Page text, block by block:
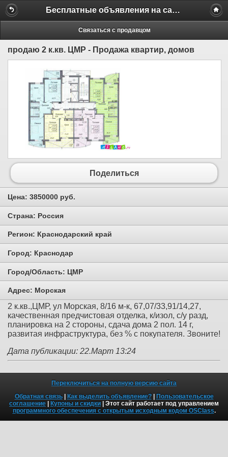
Бесплатные объявления на сайте MILAMO.ru
Связаться с продавцом
продаю 2 к.кв. ЦМР - Продажа квартир, домов
Поделиться
Цена: 3850000 руб.
Страна: Россия
Регион: Краснодарский край
Город: Краснодар
Город/Область: ЦМР
Адрес: Морская
2 к.кв.,ЦМР, ул Морская, 8/16 м-к, 67,07/33,91/14,27,
качественная предчистовая отделка, к/изол, с/у разд,
планировка на 2 стороны, сдача дома 2 пол. 14 г,
развитая инфраструктура, без % с покупателя. Звоните!
Дата публикации: 22.Март 13:24
Переключиться на полную версию сайта
Обратная связь| Как выделить объявление?| Пользовательское
соглашение | Купоны и скидки | Этот сайт работает под управлением
программного обеспечения с открытым исходным кодом OSClass.